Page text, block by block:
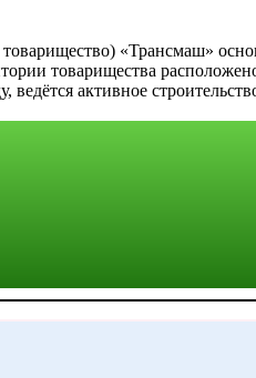
«Трансмаш»
товарищества
ведётся активное